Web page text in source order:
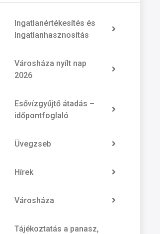
Ingatlanértékesítés és
Ingatlanhasznosítás
Városháza nyílt nap
2026
Esővízgyűjtő átadás –
időpontfoglaló
Üvegzseb
Hírek
Városháza
Tájékoztatás a panasz,